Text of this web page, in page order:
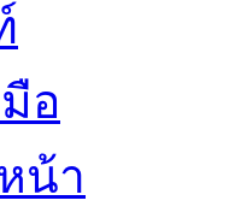
อ
น้า